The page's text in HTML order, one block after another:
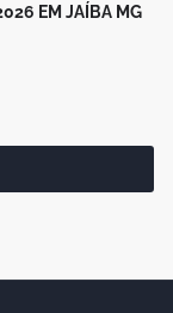
EM JAÍBA MG